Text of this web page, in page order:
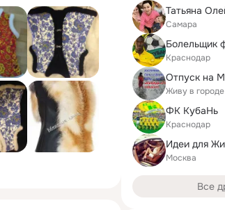
Татьяна
Самара
Болельщик
Краснодар
Отпуск на
Живу в
ФК КубаНь
Краснодар
Идеи для
Москва
Все